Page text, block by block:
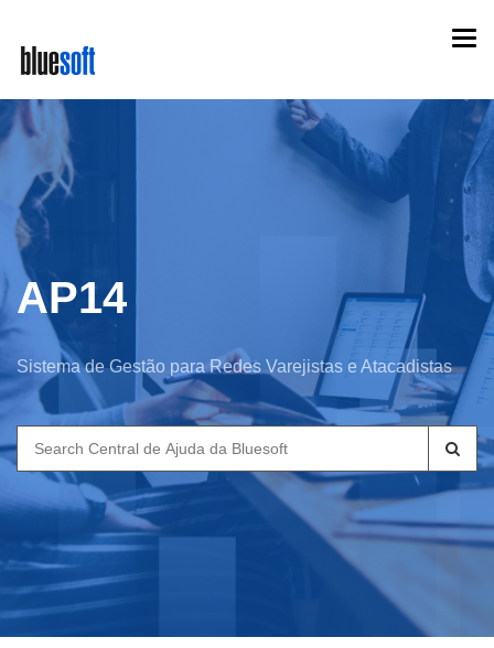
main
content
AP14
Sistema de Gestão para Redes Varejistas e Atacadistas
Search
for: